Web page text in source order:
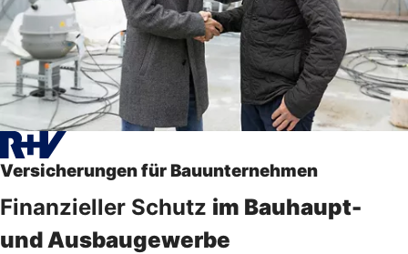
Versicherungen für Bauunternehmen
Finanzieller Schutz im Bauhaupt-
und Ausbaugewerbe